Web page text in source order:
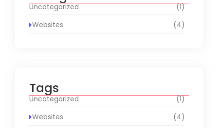
Uncategorized
(1)
Websites
(4)
Tags
Uncategorized
(1)
Websites
(4)